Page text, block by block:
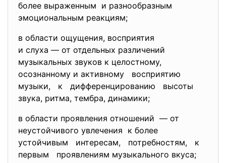
более выраженным и разнообразным
эмоциональным реакциям;
в области ощущения, восприятия
и слуха — от отдельных различений
музыкальных звуков к целостному,
осознанному и активному восприятию
музыки, к дифференцированию высоты
звука, ритма, тембра, динамики;
в области проявления отношений — от
неустойчивого увлечения к более
устойчивым интересам, потребностям, к
первым проявлениям музыкального вкуса;